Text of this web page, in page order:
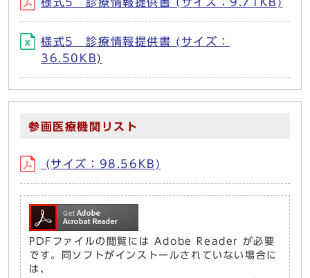
様式5 診療情報提供書 (サイズ：
36.50KB)
参画医療機関リスト
(サイズ：98.56KB)
PDFファイルの閲覧には Adobe Reader が必要
です。同ソフトがインストールされていない場合に
は、